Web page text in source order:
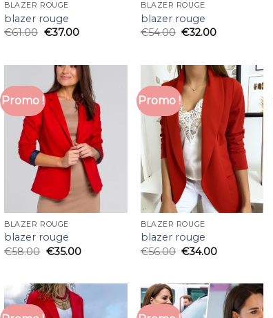
BLAZER ROUGE
blazer rouge
€61.00 €37.00
BLAZER ROUGE
blazer rouge
€54.00 €32.00
Promo !
BLAZER ROUGE
blazer rouge
€58.00 €35.00
Promo !
BLAZER ROUGE
blazer rouge
€56.00 €34.00